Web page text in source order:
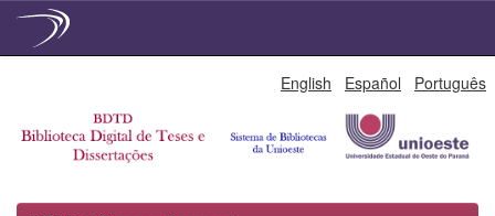
English Español Português